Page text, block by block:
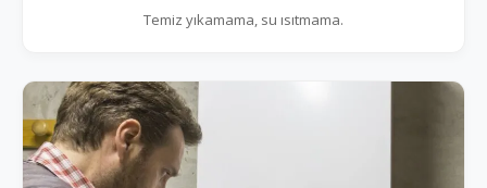
Temiz yıkamama, su ısıtmama.